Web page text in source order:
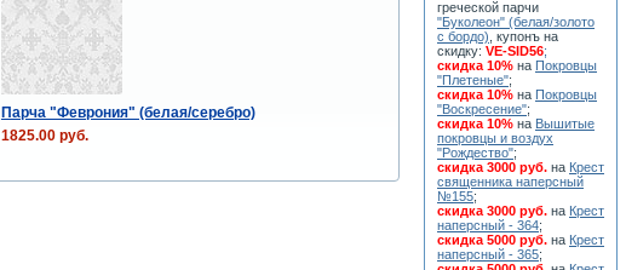
Парча "Феврония" (белая/серебро)
1825.00 руб.
греческой парчи
"Буколеон" (белая/золото
с бордо) , купонъ на
скидку: VE-SID56;
скидка 10% на Покровцы
"Плетеные";
скидка 10% на Покровцы
"Воскресение";
скидка 10% на Вышитые
покровцы и воздух
"Рождество";
скидка 3000 руб. на Крест
священника наперсный
№155;
скидка 3000 руб. на Крест
наперсный - 364;
скидка 5000 руб. на Крест
наперсный - 365;